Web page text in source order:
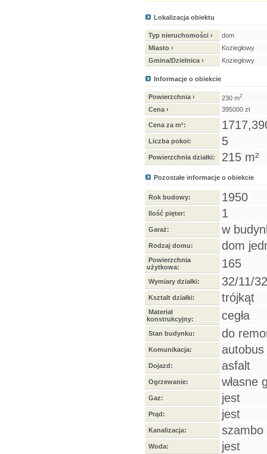
Lokalizacja obiektu
Typ nieruchomości ›
dom
Miasto ›
Koziegłowy
Gmina/Dzielnica ›
Koziegłowy
Informacje o obiekcie
Powierzchnia › 230 m2
Cena › 395000 zł
Cena za m²:
Liczba pokoi: 5
Powierzchnia działki: 215 m²
Pozostałe informacje o obiekcie
Rok budowy: 1950
Ilość pięter: 1
Garaż: w
Rodzaj domu: dom
Powierzchnia
użytkowa:
165
Wymiary działki: 32/11/32
Ksztalt działki: trójkąt
Materiał
konstrukcyjny:
cegła
Stan budynku: do
Komunikacja:
Dojazd: asfalt
Ogrzewanie: własne
Gaz: jest
Prąd: jest
Kanalizacja: szambo
Woda: jest